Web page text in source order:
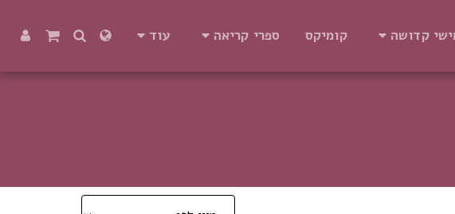
קדושה קומיקס ספרי קריאה עוד